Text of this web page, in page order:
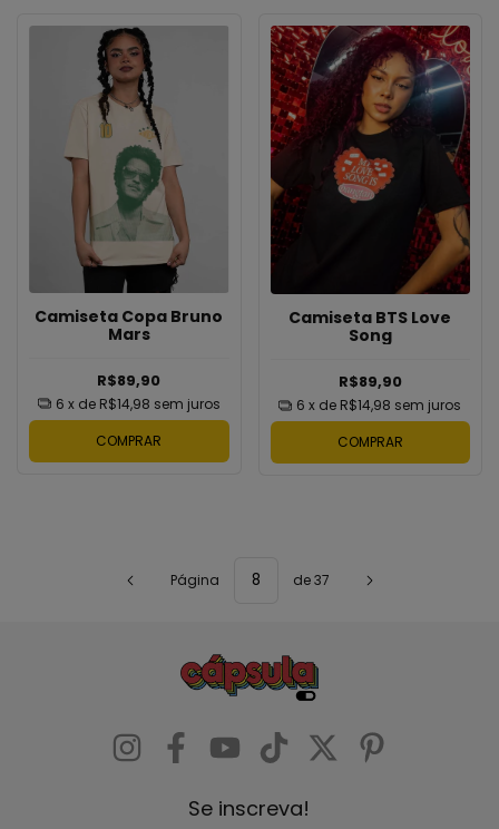
Camiseta Copa Bruno
Mars
R$89,90
6 x de R$14,98 sem juros
COMPRAR
Camiseta BTS Love
Song
R$89,90
6 x de R$14,98 sem juros
COMPRAR
Página de 37
Se inscreva!